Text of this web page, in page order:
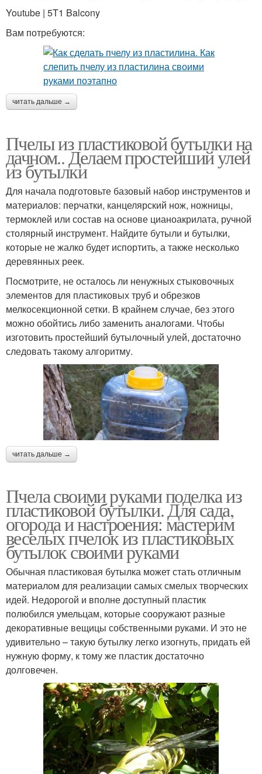
Youtube | 5T1 Balcony
Вам потребуются:
читать дальше →
Пчелы из пластиковой бутылки на
дачном.. Делаем простейший улей
из бутылки
Для начала подготовьте базовый набор инструментов и
материалов: перчатки, канцелярский нож, ножницы,
термоклей или состав на основе цианоакрилата, ручной
столярный инструмент. Найдите бутыли и бутылки,
которые не жалко будет испортить, а также несколько
деревянных реек.
Посмотрите, не осталось ли ненужных стыковочных
элементов для пластиковых труб и обрезков
мелкосекционной сетки. В крайнем случае, без этого
можно обойтись либо заменить аналогами. Чтобы
изготовить простейший бутылочный улей, достаточно
следовать такому алгоритму.
читать дальше →
Пчела своими руками поделка из
пластиковой бутылки. Для сада,
огорода и настроения: мастерим
веселых пчелок из пластиковых
бутылок своими руками
Обычная пластиковая бутылка может стать отличным
материалом для реализации самых смелых творческих
идей. Недорогой и вполне доступный пластик
полюбился умельцам, которые сооружают разные
декоративные вещицы собственными руками. И это не
удивительно – такую бутылку легко изогнуть, придать ей
нужную форму, к тому же пластик достаточно
долговечен.